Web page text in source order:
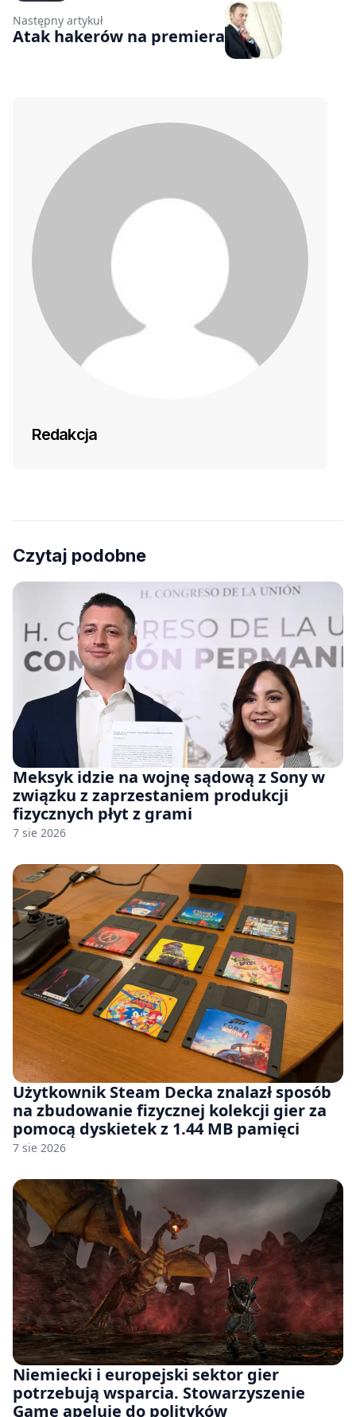
Następny artykuł
Atak hakerów na premiera
Redakcja
Czytaj podobne
Meksyk idzie na wojnę sądową z Sony w
związku z zaprzestaniem produkcji
fizycznych płyt z grami
7 sie 2026
Użytkownik Steam Decka znalazł sposób
na zbudowanie fizycznej kolekcji gier za
pomocą dyskietek z 1.44 MB pamięci
7 sie 2026
Niemiecki i europejski sektor gier
potrzebują wsparcia. Stowarzyszenie
Game apeluje do polityków